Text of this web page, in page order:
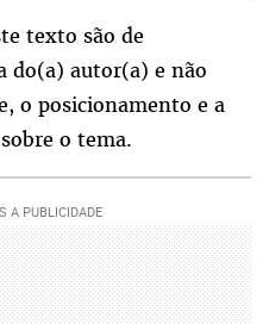
texto são de
do(a) autor(a) e não
o posicionamento e a
o tema.